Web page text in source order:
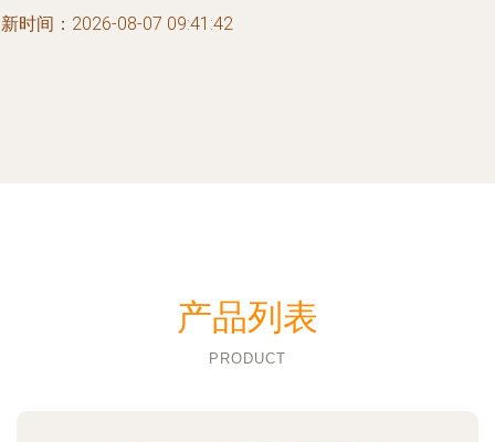
时间：2026-08-07 09:41:42
产品列表
PRODUCT